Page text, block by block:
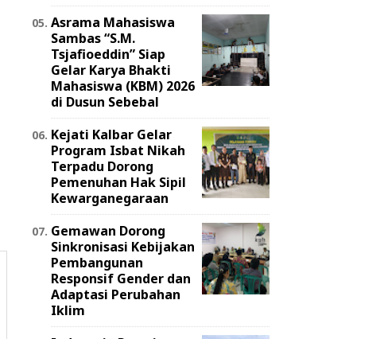
Asrama Mahasiswa
Sambas “S.M.
Tsjafioeddin” Siap
Gelar Karya Bhakti
Mahasiswa (KBM) 2026
di Dusun Sebebal
Kejati Kalbar Gelar
Program Isbat Nikah
Terpadu Dorong
Pemenuhan Hak Sipil
Kewarganegaraan
Gemawan Dorong
Sinkronisasi Kebijakan
Pembangunan
Responsif Gender dan
Adaptasi Perubahan
Iklim